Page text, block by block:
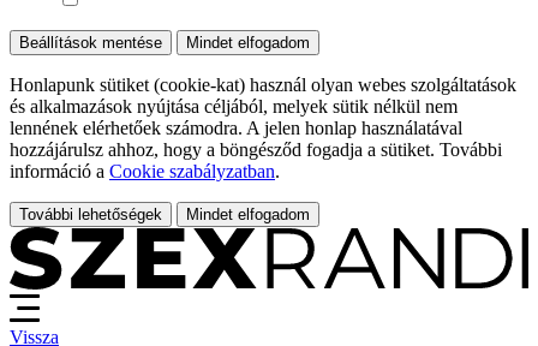
Beállítások mentése Mindet elfogadom
Honlapunk sütiket (cookie-kat) használ olyan webes szolgáltatások
és alkalmazások nyújtása céljából, melyek sütik nélkül nem
lennének elérhetőek számodra. A jelen honlap használatával
hozzájárulsz ahhoz, hogy a böngésződ fogadja a sütiket. További
információ a Cookie szabályzatban.
További lehetőségek Mindet elfogadom
Vissza